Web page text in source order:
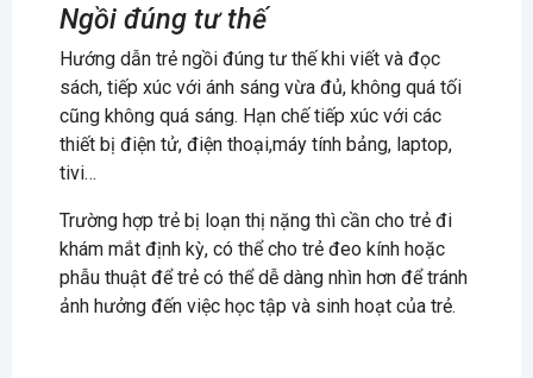
Ngồi đúng tư thế
Hướng dẫn trẻ ngồi đúng tư thế khi viết và đọc
sách, tiếp xúc với ánh sáng vừa đủ, không quá tối
cũng không quá sáng. Hạn chế tiếp xúc với các
thiết bị điện tử, điện thoại,máy tính bảng, laptop,
tivi…
Trường hợp trẻ bị loạn thị nặng thì cần cho trẻ đi
khám mắt định kỳ, có thể cho trẻ đeo kính hoặc
phẫu thuật để trẻ có thể dễ dàng nhìn hơn để tránh
ảnh hưởng đến việc học tập và sinh hoạt của trẻ.